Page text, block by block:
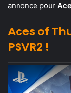
annonce pour
Aces of
PSVR2 !